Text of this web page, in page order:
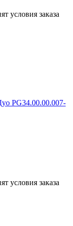
условия заказа
PG34.00.00.007-
условия заказа